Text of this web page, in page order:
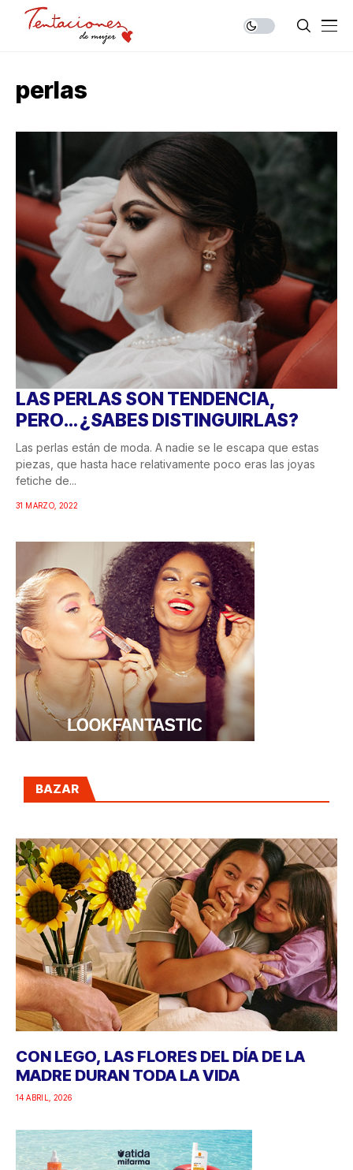
perlas
LAS PERLAS SON TENDENCIA,
PERO… ¿SABES DISTINGUIRLAS?
Las perlas están de moda. A nadie se le escapa que estas
piezas, que hasta hace relativamente poco eras las joyas
fetiche de...
31 MARZO, 2022
BAZAR
CON LEGO, LAS FLORES DEL DÍA DE LA
MADRE DURAN TODA LA VIDA
14 ABRIL, 2026